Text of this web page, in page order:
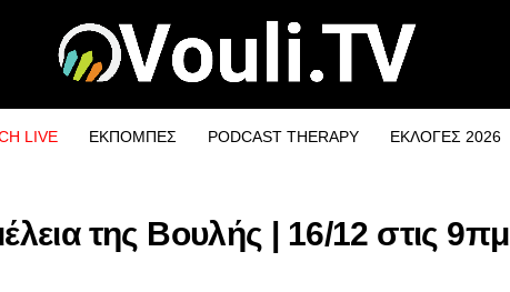
LIVE ΕΚΠΟΜΠΕΣ PODCAST THERAPY ΕΚΛΟΓΕΣ 2026
της Βουλής | 16/12 στις 9πμ